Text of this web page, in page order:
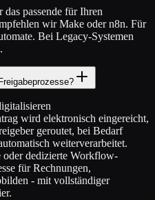
passende für Ihren
wir Make oder n8n. Für
Bei Legacy-Systemen
wird elektronisch eingereicht,
geroutet, bei Bedarf
weiterverarbeitet.
dedizierte Workflow-
für Rechnungen,
- mit vollständiger